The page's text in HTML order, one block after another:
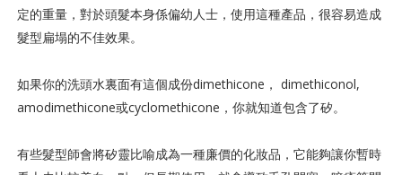
定的重量，對於頭髮本身係偏幼人士，使用這種產品，很容易造成
髮型扁塌的不佳效果。
如果你的洗頭水裏面有這個成份dimethicone， dimethiconol,
amodimethicone或cyclomethicone， 你就知道包含了矽。
有些髮型師會將矽靈比喻成為一種廉價的化妝品，它能夠讓你暫時